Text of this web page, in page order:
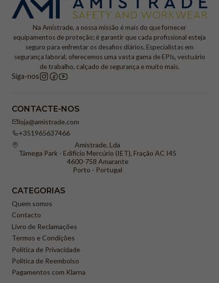
Na Amistrade, a nossa missão é mais do que fornecer
equipamentos de proteção; é garantir que cada profissional esteja
seguro para enfrentar os desafios diários. Especialistas em
segurança laboral, oferecemos uma vasta gama de EPIs, vestuário
de trabalho, calçado de segurança e muito mais.
Siga-nos
CONTACTE-NOS
loja@amistrade.com
+351965637466
Amistrade, Lda
Tâmega Park - Edifício Mercúrio (IET), Fração AC I45
4600-758 Amarante
Porto - Portugal
CATEGORIAS
Quem somos
Contacto
Livro de Reclamações
Termos e Condições
Política de Privacidade
Politica de Reembolso
Pagamentos com Klarna